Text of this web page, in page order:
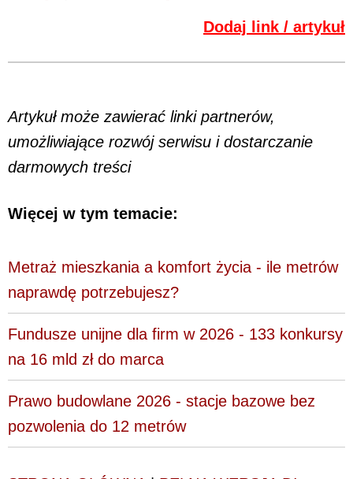
Dodaj link / artykuł
Artykuł może zawierać linki partnerów,
umożliwiające rozwój serwisu i dostarczanie
darmowych treści
Więcej w tym temacie:
Metraż mieszkania a komfort życia - ile metrów
naprawdę potrzebujesz?
Fundusze unijne dla firm w 2026 - 133 konkursy
na 16 mld zł do marca
Prawo budowlane 2026 - stacje bazowe bez
pozwolenia do 12 metrów